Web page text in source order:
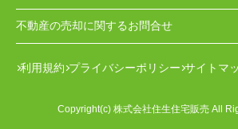
不動産の売却に関するお問合せ
利用規約 プライバシーポリシー サイトマ
Copyright(c) 株式会社住生住宅販売 All